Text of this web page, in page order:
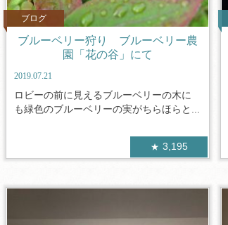
ブログ
ブルーベリー狩り ブルーベリー農
園「花の谷」にて
2019.07.21
ロビーの前に見えるブルーベリーの木に
も緑色のブルーベリーの実がちらほらと...
3,195